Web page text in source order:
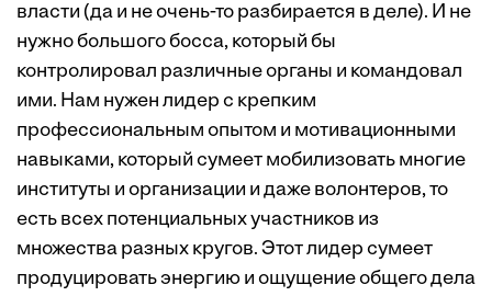
власти (да и не очень-то разбирается в деле). И не
нужно большого босса, который бы
контролировал различные органы и командовал
ими. Нам нужен лидер с крепким
профессиональным опытом и мотивационными
навыками, который сумеет мобилизовать многие
институты и организации и даже волонтеров, то
есть всех потенциальных участников из
множества разных кругов. Этот лидер сумеет
продуцировать энергию и ощущение общего дела